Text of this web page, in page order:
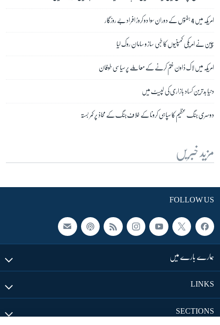
امریکہ میں 4 ہفتوں کے دوران سوا دو کروڑ افراد بے روزگار
چین نے امریکی کمپنیوں کا طبی ساز و سامان روک لیا
امریکہ میں لاک ڈاون ختم کرنے کے معاملے پر سیاسی طوفان
دنیا بدترین کساد بازاری کی لپیٹ میں
دوسری جنگ عظیم کا سپاہی کرونا کے خلاف جنگ کے محاذ پر کمر بستہ
مزید خبریں
FOLLOW US
ہمارے بارے میں
LINKS
SECTIONS